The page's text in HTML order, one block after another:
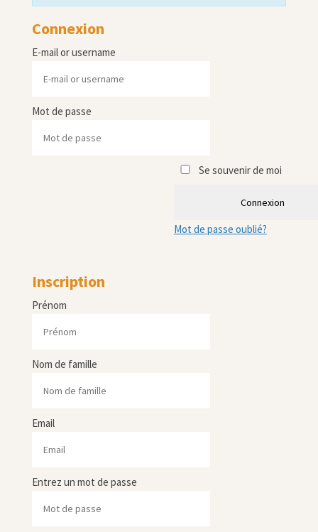
Connexion
E-mail or username
Mot de passe
Se souvenir de moi
Connexion
Mot de passe oublié?
Inscription
Prénom
Nom de famille
Email
Entrez un mot de passe